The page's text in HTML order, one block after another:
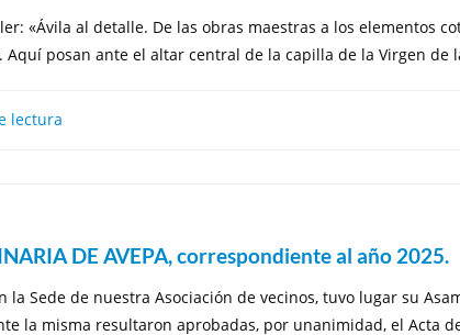
«Ávila al detalle. De las obras maestras a los elementos
Aquí posan ante el altar central de la capilla de la Virgen de
lectura
DE AVEPA, correspondiente al año 2025.
la Sede de nuestra Asociación de vecinos, tuvo lugar su
la misma resultaron aprobadas, por unanimidad, el Acta